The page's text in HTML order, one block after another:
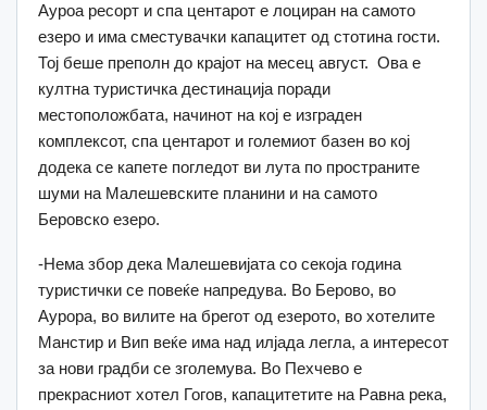
Ауроа ресорт и спа центарот е лоциран на самото
езеро и има сместувачки капацитет од стотина гости.
Тој беше преполн до крајот на месец август. Ова е
култна туристичка дестинација поради
местоположбата, начинот на кој е изграден
комплексот, спа центарот и големиот базен во кој
додека се капете погледот ви лута по пространите
шуми на Малешевските планини и на самото
Беровско езеро.
-Нема збор дека Малешевијата со секоја година
туристички се повеќе напредува. Во Берово, во
Аурора, во вилите на брегот од езерото, во хотелите
Манстир и Вип веќе има над илјада легла, а интересот
за нови градби се зголемува. Во Пехчево е
прекрасниот хотел Гогов, капацитетите на Равна река,